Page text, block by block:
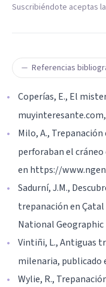
Suscribiéndote aceptas
Referencias
Coperías, E., El
Milo, A.,
perforaban el
en https://
Sadurní, J.M.,
trepanación en
National Geographic
Vintiñi, L., Antiguas
milenaria,
Wylie, R.,